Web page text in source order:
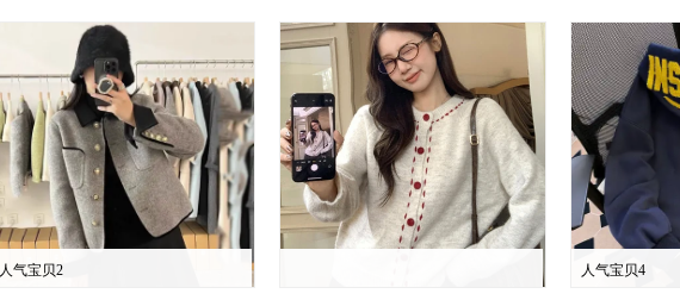
人气宝贝2 人气宝贝4